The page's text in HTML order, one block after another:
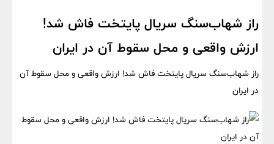
راز شهاب‌سنگ سریال پایتخت فاش شد!
ارزش واقعی و محل سقوط آن در ایران
راز شهاب‌سنگ سریال پایتخت فاش شد! ارزش واقعی و محل سقوط آن
در ایران